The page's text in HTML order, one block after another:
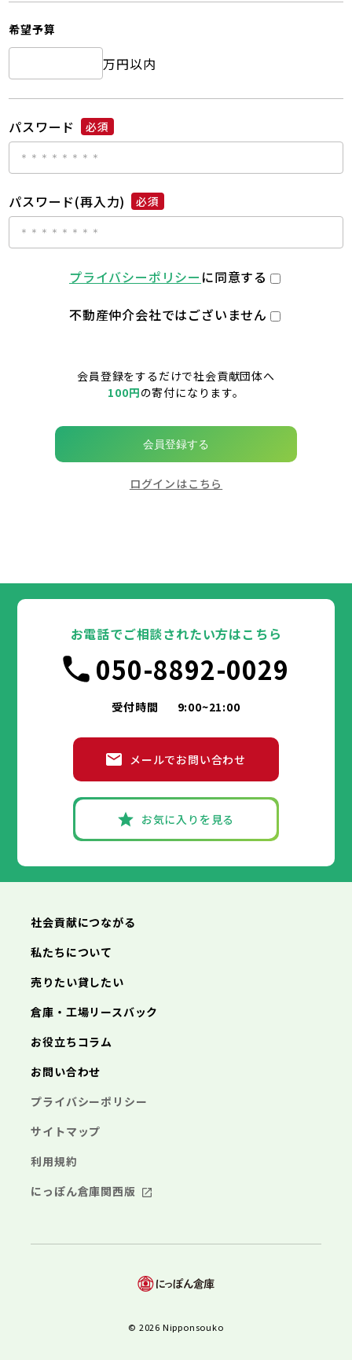
希望予算
万円以内
パスワード 必須
パスワード(再入力) 必須
プライバシーポリシー に同意する
不動産仲介会社ではございません
会員登録をするだけで社会貢献団体へ
100円の寄付になります。
会員登録する
ログインはこちら
お電話でご相談されたい方はこちら
050-8892-0029
受付時間 9:00~21:00
メールでお問い合わせ
お気に入りを見る
社会貢献につながる
私たちについて
売りたい貸したい
倉庫・工場リースバック
お役立ちコラム
お問い合わせ
プライバシーポリシー
サイトマップ
利用規約
にっぽん倉庫関西版
© 2026 Nipponsouko